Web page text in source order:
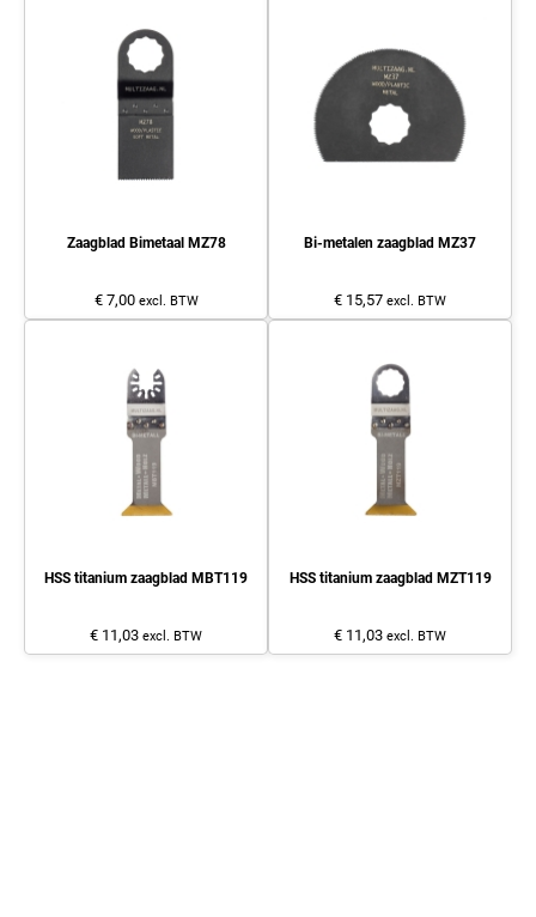
Zaagblad Bimetaal MZ78
€ 7,00 excl. BTW
Bi-metalen zaagblad MZ37
€ 15,57 excl. BTW
HSS titanium zaagblad MBT119
€ 11,03 excl. BTW
HSS titanium zaagblad MZT119
€ 11,03 excl. BTW